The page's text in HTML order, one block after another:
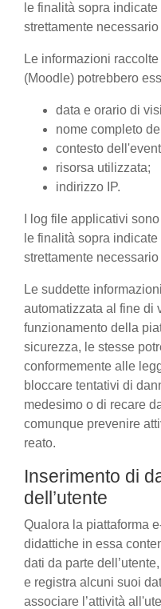
le finalità sopra
strettamente
Le informazioni
(Moodle) potrebbero
data e orario di
nome completo
contesto
risorsa utilizzata;
indirizzo IP.
I log file applicativi
le finalità sopra
strettamente
Le suddette
automatizzata al fine di
funzionamento della
sicurezza, le stesse
conformemente alle
bloccare tentativi di
medesimo o di recare
comunque prevenire
reato.
Inserimento di
dell’utente
Qualora la piattaforma
didattiche in essa
dati da parte
e registra alcuni suoi
associare l’attività